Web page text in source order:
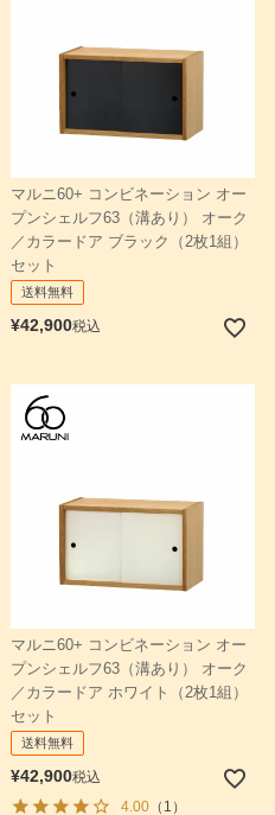
マルニ60+ コンビネーション オー
プンシェルフ63（溝あり） オーク
／カラードア ブラック（2枚1組）
セット
送料無料
¥42,900税込
マルニ60+ コンビネーション オー
プンシェルフ63（溝あり） オーク
／カラードア ホワイト（2枚1組）
セット
送料無料
¥42,900税込
4.00（1）